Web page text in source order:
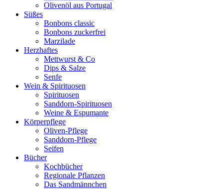
Olivenöl aus Portugal
Süßes
Bonbons classic
Bonbons zuckerfrei
Marzilade
Herzhaftes
Mettwurst & Co
Dips & Salze
Senfe
Wein & Spirituosen
Spirituosen
Sanddorn-Spirituosen
Weine & Espumante
Körperpflege
Oliven-Pflege
Sanddorn-Pflege
Seifen
Bücher
Kochbücher
Regionale Pflanzen
Das Sandmännchen